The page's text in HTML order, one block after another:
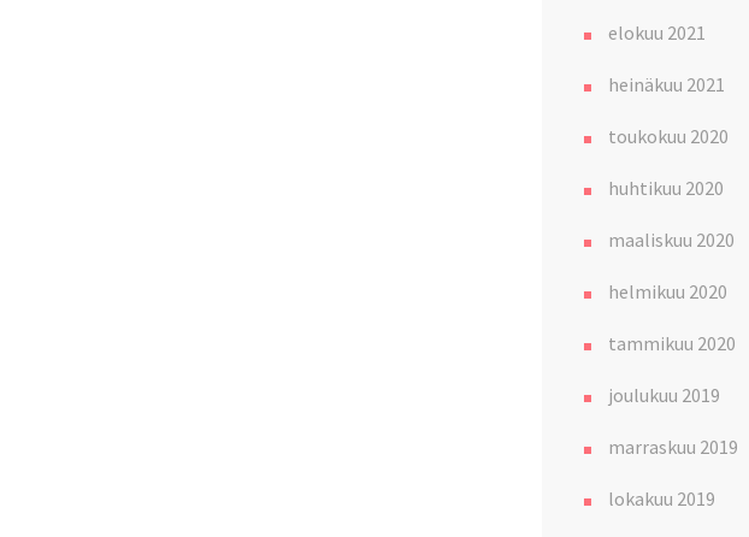
elokuu 2021
heinäkuu 2021
toukokuu 2020
huhtikuu 2020
maaliskuu 2020
helmikuu 2020
tammikuu 2020
joulukuu 2019
marraskuu 2019
lokakuu 2019